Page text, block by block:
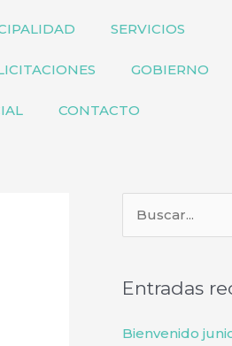
SERVICIOS
GOBIERNO
CONTACTO
c
Entradas
Bienvenido